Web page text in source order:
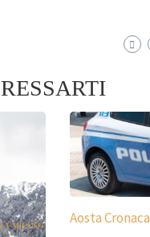
Aosta Cronaca